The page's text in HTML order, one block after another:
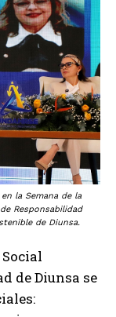
la Semana de la
Responsabilidad
de Diunsa.
de Diunsa se